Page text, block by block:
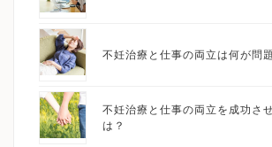
不妊治療と仕事の両立は何が問
不妊治療と仕事の両立を成功さ
は？